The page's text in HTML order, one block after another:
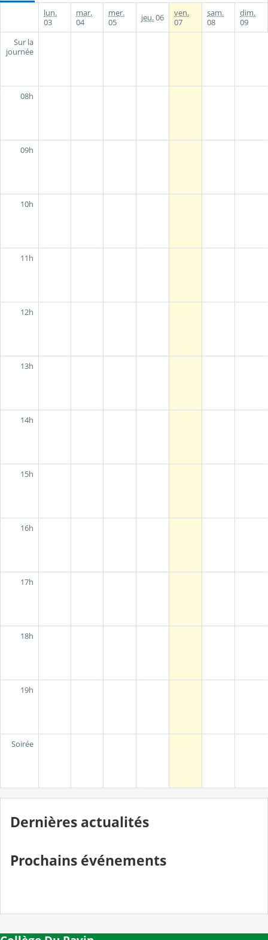
lun.
03
mar.
04
mer.
05
jeu.06
ven.
07
sam.
08
dim.
09
Sur la
journée
08h
09h
10h
11h
12h
13h
14h
15h
16h
17h
18h
19h
Soirée
Dernières actualités
Prochains événements